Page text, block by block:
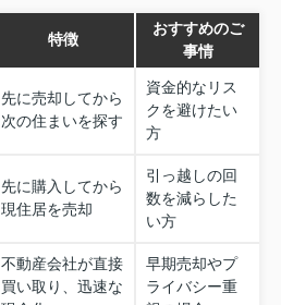
特徴
おすすめのご
事情
先に売却してから
次の住まいを探す
資金的なリス
クを避けたい
方
先に購入してから
現住居を売却
引っ越しの回
数を減らした
い方
不動産会社が直接
買い取り、迅速な
早期売却やプ
ライバシー重